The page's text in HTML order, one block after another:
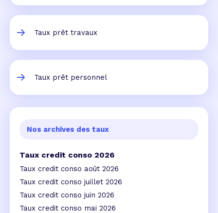
Taux prêt travaux
Taux prêt personnel
Nos archives des taux
Taux credit conso 2026
Taux credit conso août 2026
Taux credit conso juillet 2026
Taux credit conso juin 2026
Taux credit conso mai 2026